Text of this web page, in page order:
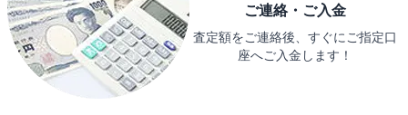
ご連絡・ご入金
査定額をご連絡後、すぐにご指定口
座へご入金します！